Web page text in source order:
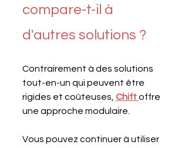
compare-t-il à
d'autres solutions ?
Contrairement à des solutions
tout-en-un qui peuvent être
rigides et coûteuses, Chift offre
une approche modulaire.
Vous pouvez continuer à utiliser